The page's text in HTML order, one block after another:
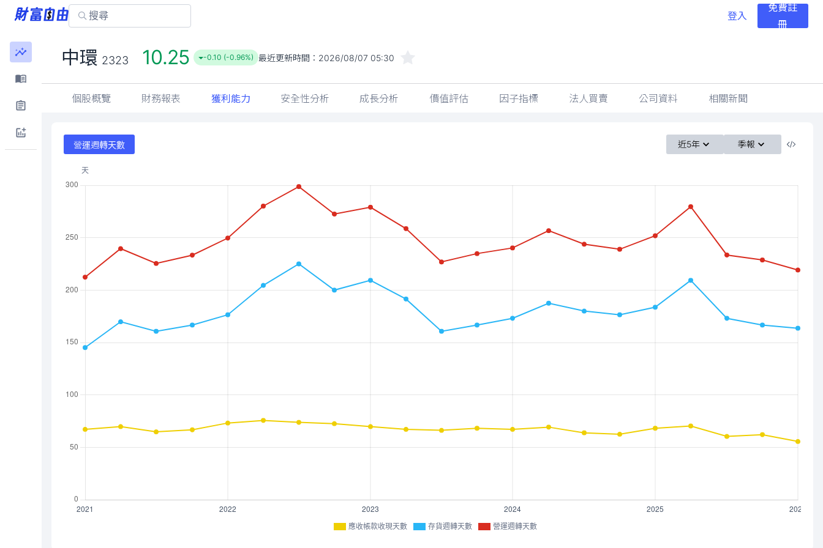
登入
免費註
冊
中環 2323 10.25 -0.10 (-0.96%) 最近更新時間： 2026/08/07 05:30
個股概覽 財務報表 獲利能力 安全性分析 成長分析 價值評估 因子指標 法人買賣 公司資料 相關新聞
營運週轉天數 近5年 季報
應收帳款收現天數 存貨週轉天數 營運週轉天數